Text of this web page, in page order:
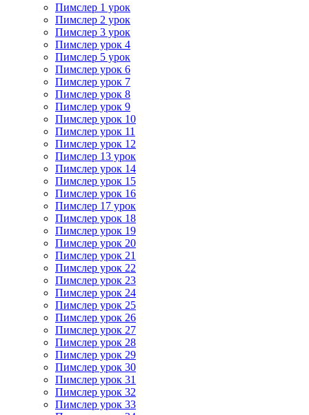
Пимслер 1 урок
Пимслер 2 урок
Пимслер 3 урок
Пимслер урок 4
Пимслер 5 урок
Пимслер урок 6
Пимслер урок 7
Пимслер урок 8
Пимслер урок 9
Пимслер урок 10
Пимслер урок 11
Пимслер урок 12
Пимслер 13 урок
Пимслер урок 14
Пимслер урок 15
Пимслер урок 16
Пимслер 17 урок
Пимслер урок 18
Пимслер урок 19
Пимслер урок 20
Пимслер урок 21
Пимслер урок 22
Пимслер урок 23
Пимслер урок 24
Пимслер урок 25
Пимслер урок 26
Пимслер урок 27
Пимслер урок 28
Пимслер урок 29
Пимслер урок 30
Пимслер урок 31
Пимслер урок 32
Пимслер урок 33